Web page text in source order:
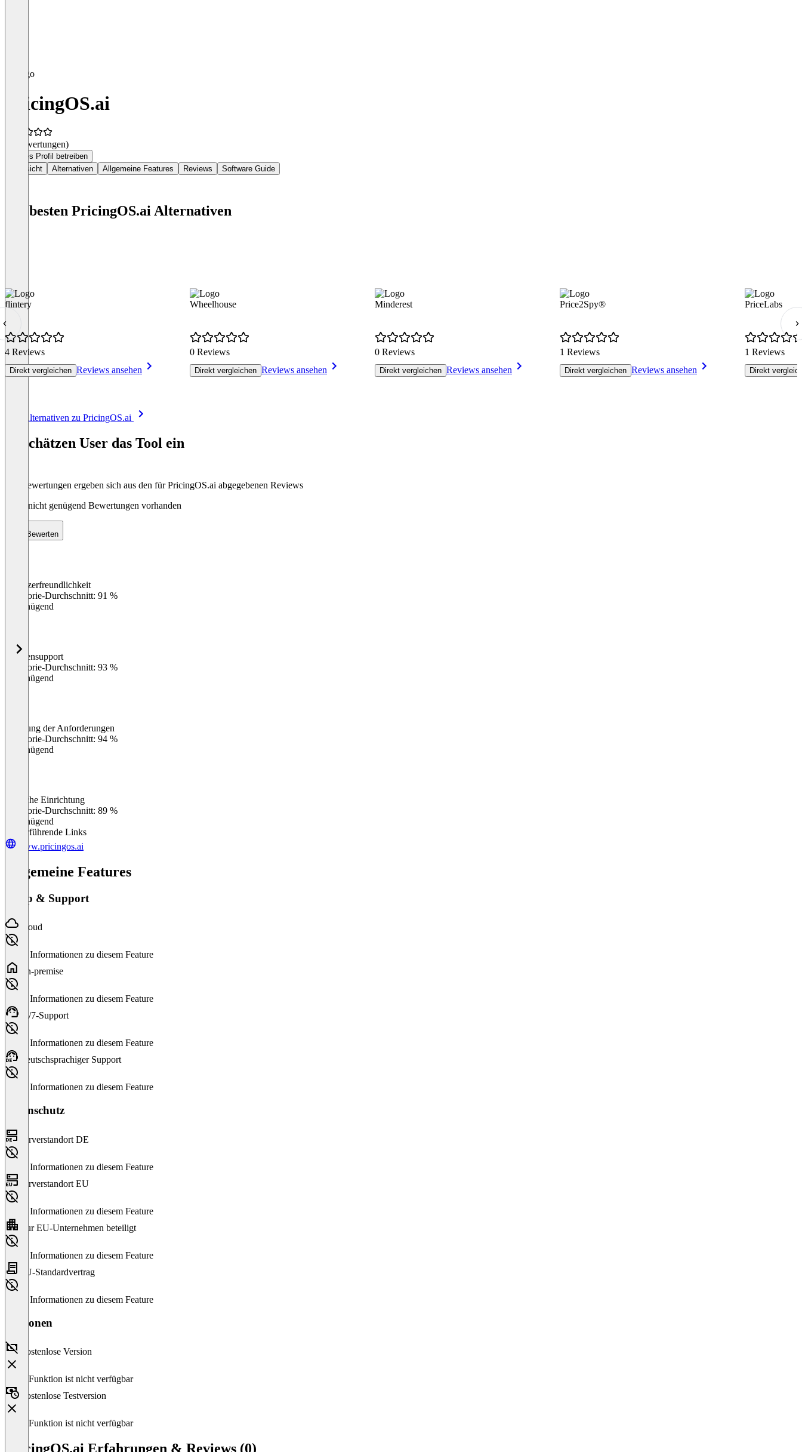
PricingOS.ai
(0 Bewertungen)
Dieses Profil betreiben
Übersicht
Alternativen Allgemeine Features Reviews Software Guide
Die besten PricingOS.ai Alternativen
flintery
4 Reviews
Direkt vergleichen Reviews ansehen
Wheelhouse
0 Reviews
Direkt vergleichen Reviews ansehen
Minderest
0 Reviews
Direkt vergleichen Reviews ansehen
Price2Spy®
1 Reviews
Direkt vergleichen Reviews ansehen
PriceLabs
1 Reviews
Direkt
Alle Alternativen zu PricingOS.ai
So schätzen User das Tool ein
Die Bewertungen ergeben sich aus den für PricingOS.ai abgegebenen Reviews
Noch nicht genügend Bewertungen vorhanden
Bewerten
Benutzerfreundlichkeit
Kategorie-Durchschnitt: 91 %
Ungenügend
Kundensupport
Kategorie-Durchschnitt: 93 %
Ungenügend
Erfüllung der Anforderungen
Kategorie-Durchschnitt: 94 %
Ungenügend
Einfache Einrichtung
Kategorie-Durchschnitt: 89 %
Ungenügend
Weiterführende Links
www.pricingos.ai
Allgemeine Features
Setup & Support
Cloud
Keine Informationen zu diesem Feature
On-premise
Keine Informationen zu diesem Feature
24/7-Support
Keine Informationen zu diesem Feature
Deutschsprachiger Support
Keine Informationen zu diesem Feature
Datenschutz
Serverstandort DE
Keine Informationen zu diesem Feature
Serverstandort EU
Keine Informationen zu diesem Feature
Nur EU-Unternehmen beteiligt
Keine Informationen zu diesem Feature
EU-Standardvertrag
Keine Informationen zu diesem Feature
Versionen
Kostenlose Version
Diese Funktion ist nicht verfügbar
Kostenlose Testversion
Diese Funktion ist nicht verfügbar
PricingOS.ai Erfahrungen & Reviews (0)